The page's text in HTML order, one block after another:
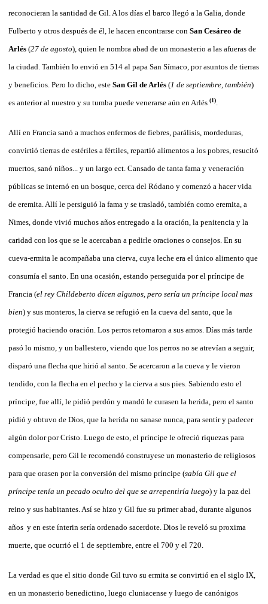
reconocieran la santidad de Gil. A los días el barco llegó a la Galia, donde
Fulberto y otros después de él, le hacen encontrarse con San Cesáreo de
Arlés (27 de agosto), quien le nombra abad de un monasterio a las afueras de
la ciudad. También lo envió en 514 al papa San Símaco, por asuntos de tierras
y beneficios. Pero lo dicho, este San Gil de Arlés (1 de septiembre, también)
es anterior al nuestro y su tumba puede venerarse aún en Arlés (1)
Allí en Francia sanó a muchos enfermos de fiebres, parálisis, mordeduras,
convirtió tierras de estériles a fértiles, repartió alimentos a los pobres, resucitó
muertos, sanó niños... y un largo ect. Cansado de tanta fama y veneración
públicas se internó en un bosque, cerca del Ródano y comenzó a hacer vida
de eremita. Allí le persiguió la fama y se trasladó, también como eremita, a
Nimes, donde vivió muchos años entregado a la oración, la penitencia y la
caridad con los que se le acercaban a pedirle oraciones o consejos. En su
cueva-ermita le acompañaba una cierva, cuya leche era el único alimento que
consumía el santo. En una ocasión, estando perseguida por el príncipe de
Francia (el rey Childeberto dicen algunos, pero sería un príncipe local mas
bien) y sus monteros, la cierva se refugió en la cueva del santo, que la
protegió haciendo oración. Los perros retornaron a sus amos. Días más tarde
pasó lo mismo, y un ballestero, viendo que los perros no se atrevían a seguir,
disparó una flecha que hirió al santo. Se acercaron a la cueva y le vieron
tendido, con la flecha en el pecho y la cierva a sus pies. Sabiendo esto el
príncipe, fue allí, le pidió perdón y mandó le curasen la herida, pero el santo
pidió y obtuvo de Dios, que la herida no sanase nunca, para sentir y padecer
algún dolor por Cristo. Luego de esto, el príncipe le ofreció riquezas para
compensarle, pero Gil le recomendó construyese un monasterio de religiosos
para que orasen por la conversión del mismo príncipe (sabía Gil que el
príncipe tenía un pecado oculto del que se arrepentiría luego) y la paz del
reino y sus habitantes. Así se hizo y Gil fue su primer abad, durante algunos
años y en este ínterin sería ordenado sacerdote. Dios le reveló su proxima
muerte, que ocurrió el 1 de septiembre, entre el 700 y el 720
La verdad es que el sitio donde Gil tuvo su ermita se convirtió en el siglo IX,
en un monasterio benedictino, luego cluniacense y luego de canónigos